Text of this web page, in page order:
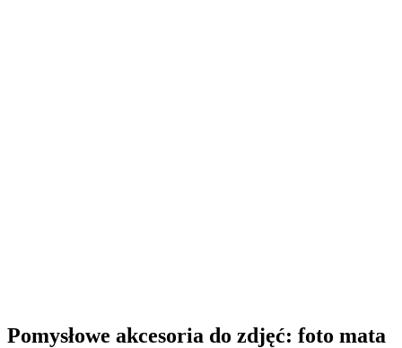
Pomysłowe akcesoria do zdjęć: foto mata